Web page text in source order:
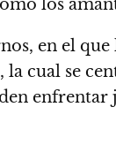
los
en el que
la cual se
enfrentar